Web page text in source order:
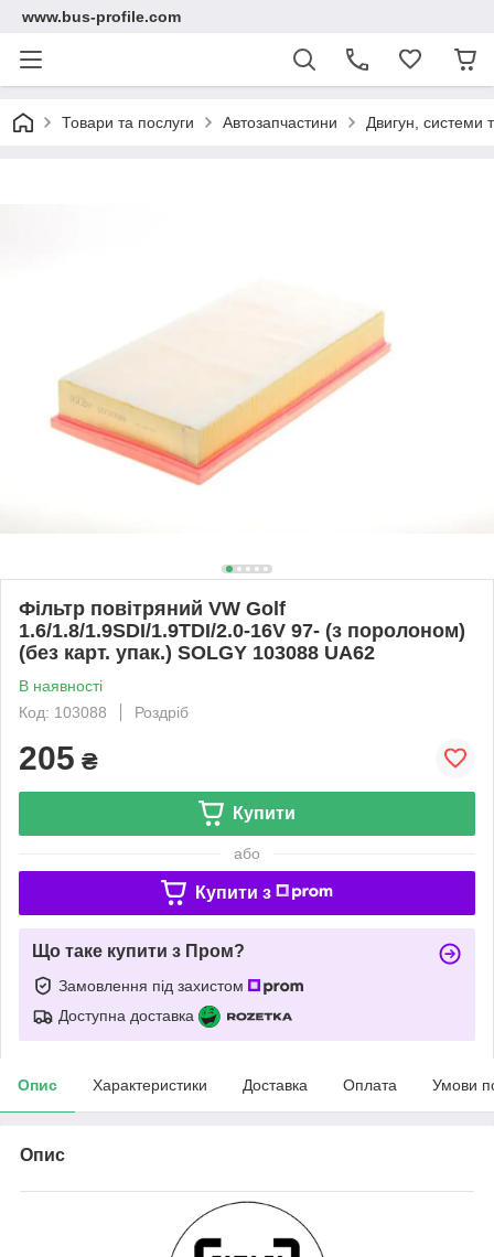
www.bus-profile.com
Товари та послуги Автозапчастини Двигун, системи
Фільтр повітряний VW Golf
1.6/1.8/1.9SDI/1.9TDI/2.0-16V 97- (з поролоном)
(без карт. упак.) SOLGY 103088 UA62
В наявності
Код: 103088
Роздріб
205 ₴
Купити
або
Купити з
Що таке купити з Пром?
Замовлення під захистом
Доступна доставка
Опис Характеристики Доставка Оплата Умови
Опис